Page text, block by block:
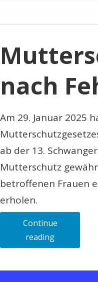
nach
Am 29. Januar 2025
ab der 13.
Mutterschutz
betroffenen Frauen
erholen.
Continue
reading
künftig